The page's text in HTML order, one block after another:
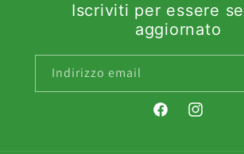
Iscriviti per essere
aggiornato
Indirizzo email
FacebookInstagram